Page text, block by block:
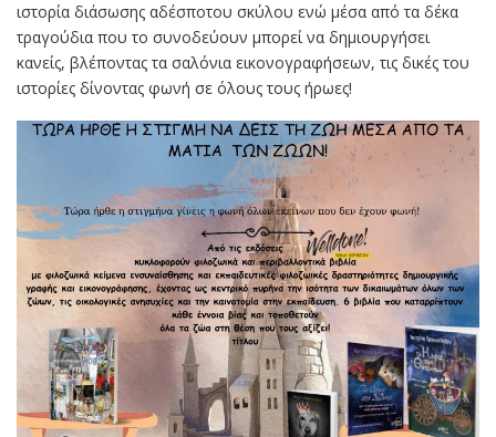
ιστορία διάσωσης αδέσποτου σκύλου ενώ μέσα από τα δέκα
τραγούδια που το συνοδεύουν μπορεί να δημιουργήσει
κανείς, βλέποντας τα σαλόνια εικονογραφήσεων, τις δικές του
ιστορίες δίνοντας φωνή σε όλους τους ήρωες!